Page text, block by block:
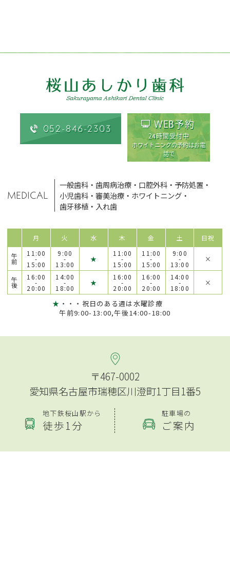
052-846-2303 WEB予約
24時間受付中
ホワイトニングの予約はお電
話で
MEDICAL
一般歯科 ・歯周病治療 ・ 口腔外科 ・ 予防処置 ・
小児歯科 ・審美治療 ・ ホワイトニング ・
歯牙移植 ・ 入れ歯
月 火 水 木 金 土 日祝
午
前
11:00
-
15:00
9:00
-
13:00
★
11:00
-
15:00
11:00
-
15:00
9:00
-
13:00
×
午
後
16:00
-
20:00
14:00
-
18:00
★
16:00
-
20:00
16:00
-
20:00
14:00
-
18:00
×
★ ・・・祝日のある週は水曜診療
午前9:00-13:00,午後14:00-18:00
〒467-0002
愛知県名古屋市瑞穂区川澄町1丁目1番5
地下鉄桜山駅から
徒歩1分
駐車場の
ご案内